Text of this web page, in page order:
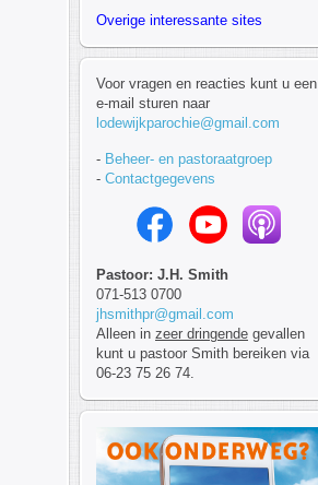
Overige interessante sites
Voor vragen en reacties kunt u een
e-mail sturen naar
lodewijkparochie@gmail.com
- Beheer- en pastoraatgroep
- Contactgegevens
Pastoor: J.H. Smith
071-513 0700
jhsmithpr@gmail.com
Alleen in zeer dringende gevallen
kunt u pastoor Smith bereiken via
06-23 75 26 74.